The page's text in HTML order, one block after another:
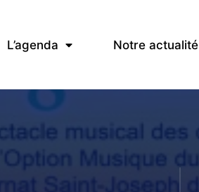
L’agenda Notre actualité